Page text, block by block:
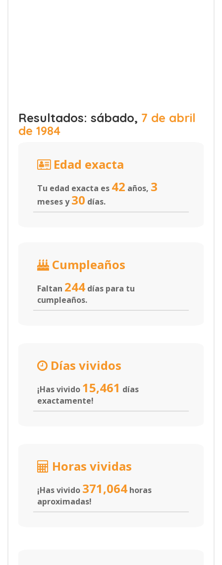
Resultados: sábado, 7 de abril
de 1984
Edad exacta
Tu edad exacta es 42 años, 3
meses y30 días.
Cumpleaños
Faltan 244 días para tu
cumpleaños.
Días vividos
¡Has vivido 15,461 días
exactamente!
Horas vividas
¡Has vivido 371,064 horas
aproximadas!